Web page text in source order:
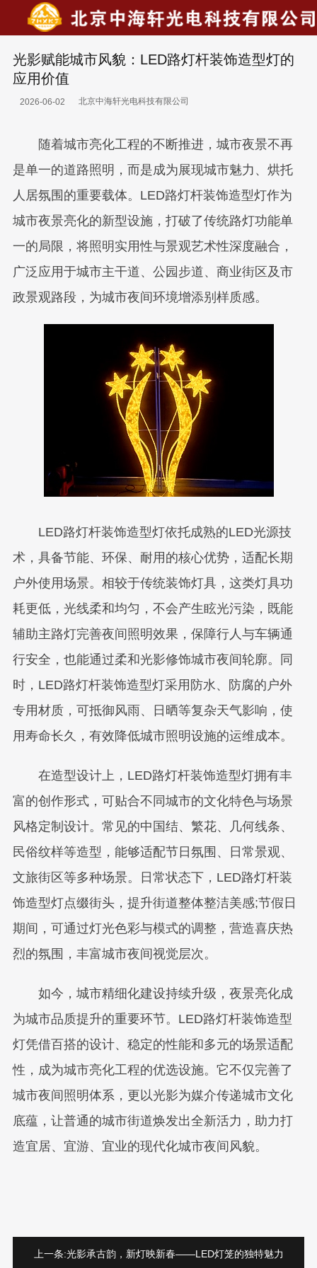
光影赋能城市风貌：LED路灯杆装饰造型灯的
应用价值
2026-06-02 北京中海轩光电科技有限公司
随着城市亮化工程的不断推进，城市夜景不再
是单一的道路照明，而是成为展现城市魅力、烘托
人居氛围的重要载体。LED路灯杆装饰造型灯作为
城市夜景亮化的新型设施，打破了传统路灯功能单
一的局限，将照明实用性与景观艺术性深度融合，
广泛应用于城市主干道、公园步道、商业街区及市
政景观路段，为城市夜间环境增添别样质感。
LED路灯杆装饰造型灯依托成熟的LED光源技
术，具备节能、环保、耐用的核心优势，适配长期
户外使用场景。相较于传统装饰灯具，这类灯具功
耗更低，光线柔和均匀，不会产生眩光污染，既能
辅助主路灯完善夜间照明效果，保障行人与车辆通
行安全，也能通过柔和光影修饰城市夜间轮廓。同
时，LED路灯杆装饰造型灯采用防水、防腐的户外
专用材质，可抵御风雨、日晒等复杂天气影响，使
用寿命长久，有效降低城市照明设施的运维成本。
在造型设计上，LED路灯杆装饰造型灯拥有丰
富的创作形式，可贴合不同城市的文化特色与场景
风格定制设计。常见的中国结、繁花、几何线条、
民俗纹样等造型，能够适配节日氛围、日常景观、
文旅街区等多种场景。日常状态下，LED路灯杆装
饰造型灯点缀街头，提升街道整体整洁美感;节假日
期间，可通过灯光色彩与模式的调整，营造喜庆热
烈的氛围，丰富城市夜间视觉层次。
如今，城市精细化建设持续升级，夜景亮化成
为城市品质提升的重要环节。LED路灯杆装饰造型
灯凭借百搭的设计、稳定的性能和多元的场景适配
性，成为城市亮化工程的优选设施。它不仅完善了
城市夜间照明体系，更以光影为媒介传递城市文化
底蕴，让普通的城市街道焕发出全新活力，助力打
造宜居、宜游、宜业的现代化城市夜间风貌。
上一条:光影承古韵，新灯映新春——LED灯笼的独特魅力